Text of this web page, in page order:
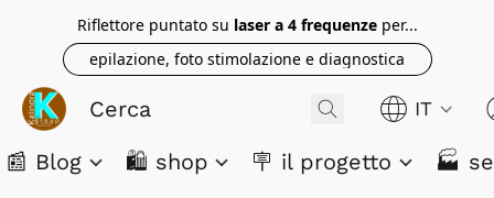
Riflettore puntato su laser a 4 frequenzeper...
epilazione, foto stimolazione e diagnostica
IT
📰 Blog 🛍️ shop 🪧 il progetto 🏭